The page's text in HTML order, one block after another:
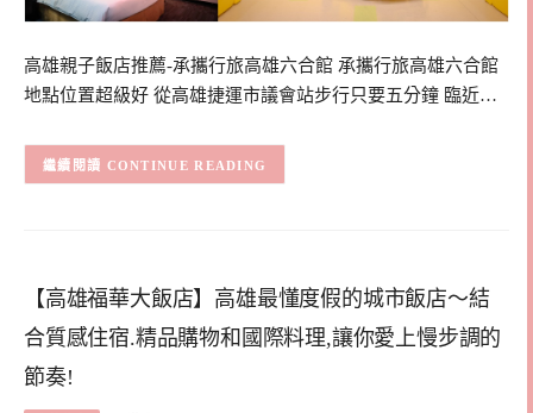
高雄親子飯店推薦-承攜行旅高雄六合館 承攜行旅高雄六合館
地點位置超級好 從高雄捷運市議會站步行只要五分鐘 臨近…
CONTINUE READING
【高雄福華大飯店】高雄最懂度假的城市飯店～結
合質感住宿.精品購物和國際料理,讓你愛上慢步調的
節奏!